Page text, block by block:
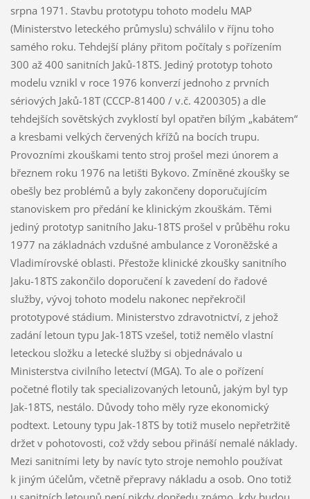
srpna 1971. Stavbu prototypu tohoto modelu MAP
(Ministerstvo leteckého průmyslu) schválilo v říjnu toho
samého roku. Tehdejší plány přitom počítaly s pořízením
300 až 400 sanitních Jaků-18TS. Jediný prototyp tohoto
modelu vznikl v roce 1976 konverzí jednoho z prvních
sériových Jaků-18T (CCCP-81400 / v.č. 4200305) a dle
tehdejších sovětských zvyklostí byl opatřen bílým „kabátem“
a kresbami velkých červených křížů na bocích trupu.
Provozními zkouškami tento stroj prošel mezi únorem a
březnem roku 1976 na letišti Bykovo. Zmíněné zkoušky se
obešly bez problémů a byly zakončeny doporučujícím
stanoviskem pro předání ke klinickým zkouškám. Těmi
jediný prototyp sanitního Jaku-18TS prošel v průběhu roku
1977 na základnách vzdušné ambulance z Voroněžské a
Vladimírovské oblasti. Přestože klinické zkoušky sanitního
Jaku-18TS zakončilo doporučení k zavedení do řadové
služby, vývoj tohoto modelu nakonec nepřekročil
prototypové stádium. Ministerstvo zdravotnictví, z jehož
zadání letoun typu Jak-18TS vzešel, totiž nemělo vlastní
leteckou složku a letecké služby si objednávalo u
Ministerstva civilního letectví (MGA). To ale o pořízení
početné flotily tak specializovaných letounů, jakým byl typ
Jak-18TS, nestálo. Důvody toho měly ryze ekonomický
podtext. Letouny typu Jak-18TS by totiž muselo nepřetržitě
držet v pohotovosti, což vždy sebou přináší nemalé náklady.
Mezi sanitními lety by navíc tyto stroje nemohlo používat
k jiným účelům, včetně přepravy nákladu a osob. Ono totiž